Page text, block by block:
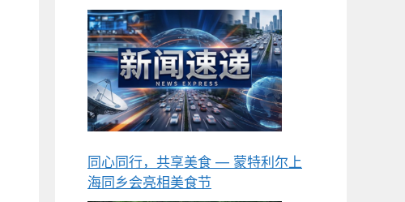
同心同行，共享美食 — 蒙特利尔上
海同乡会亮相美食节